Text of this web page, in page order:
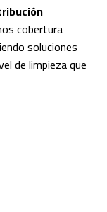
cobertura
soluciones
de limpieza que